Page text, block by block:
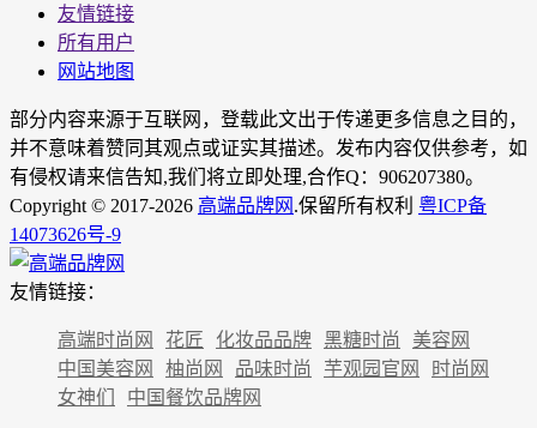
友情链接
所有用户
网站地图
部分内容来源于互联网，登载此文出于传递更多信息之目的，
并不意味着赞同其观点或证实其描述。发布内容仅供参考，如
有侵权请来信告知,我们将立即处理,合作Q：906207380。
Copyright © 2017-2026 高端品牌网 .保留所有权利 粤ICP备
14073626号-9
友情链接：
高端时尚网 花匠 化妆品品牌 黑糖时尚
美容网
中国美容网
柚尚网 品味时尚 芋观园官网
时尚网
女神们
中国餐饮品牌网